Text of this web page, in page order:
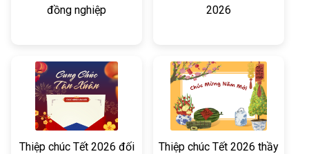
đồng nghiệp
2026
Thiệp chúc Tết 2026 đối
Thiệp chúc Tết 2026 thầy